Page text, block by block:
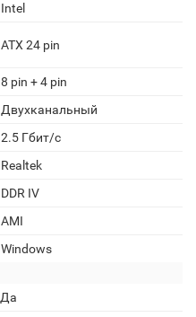
Intel
ATX 24 pin
8 pin + 4 pin
Двухканальный
2.5 Гбит/с
Realtek
DDR IV
AMI
Windows
Да